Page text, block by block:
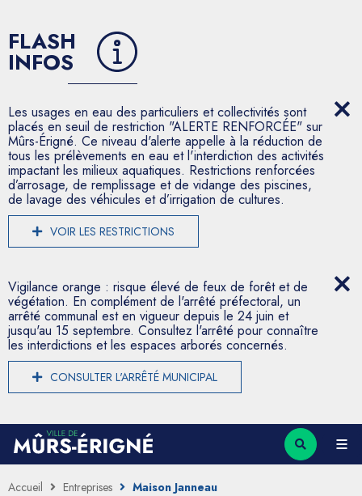
FLASH
INFOS
Les usages en eau des particuliers et collectivités sont
placés en seuil de restriction "ALERTE RENFORCÉE" sur
Mûrs-Érigné. Ce niveau d'alerte appelle à la réduction de
tous les prélèvements en eau et l'interdiction des activités
impactant les milieux aquatiques. Restrictions renforcées
d’arrosage, de remplissage et de vidange des piscines,
de lavage des véhicules et d’irrigation de cultures.
VOIR LES RESTRICTIONS
Vigilance orange : risque élevé de feux de forêt et de
végétation. En complément de l'arrêté préfectoral, un
arrêté communal est en vigueur depuis le 24 juin et
jusqu'au 15 septembre. Consultez l'arrêté pour connaître
les interdictions et les espaces arborés concernés.
CONSULTER L'ARRÊTÉ MUNICIPAL
Accueil Entreprises Maison Janneau